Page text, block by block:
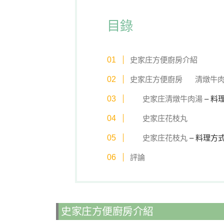
目錄
史家庄方便廚房介紹
史家庄方便廚房 清燉牛
史家庄清燉牛肉湯– 料
史家庄花枝丸
史家庄花枝丸– 料理方
評論
史家庄方便廚房介紹